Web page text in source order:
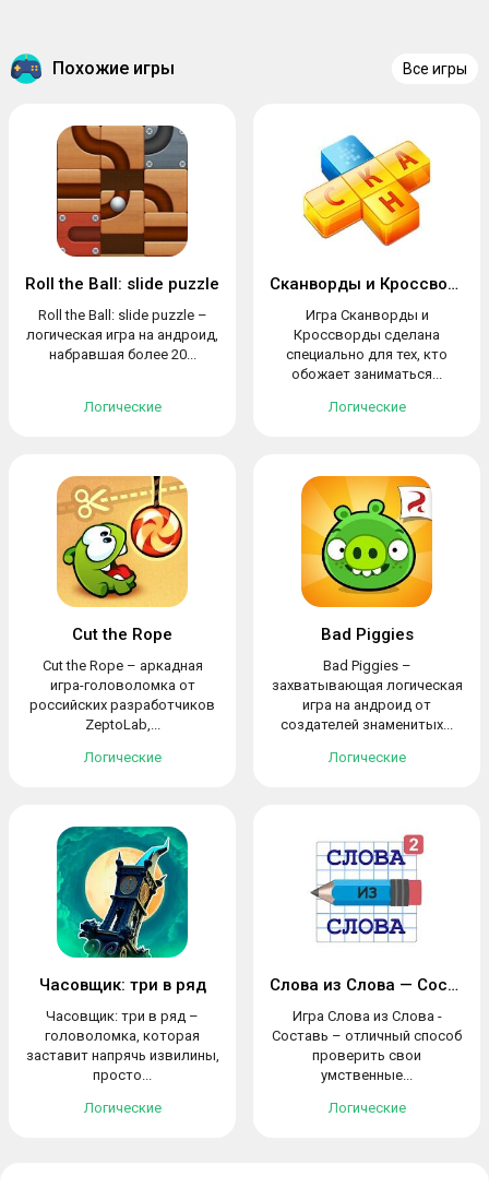
Похожие игры Все игры
Roll the Ball: slide puzzle
Roll the Ball: slide puzzle –
логическая игра на андроид,
набравшая более 20...
Логические
Сканворды и Кроссворды
Игра Сканворды и
Кроссворды сделана
специально для тех, кто
обожает заниматься...
Логические
Cut the Rope
Cut the Rope – аркадная
игра-головоломка от
российских разработчиков
ZeptoLab,...
Логические
Bad Piggies
Bad Piggies –
захватывающая логическая
игра на андроид от
создателей знаменитых...
Логические
Часовщик: три в ряд
Часовщик: три в ряд –
головоломка, которая
заставит напрячь извилины,
просто...
Логические
Слова из Слова — Составь
Игра Слова из Слова -
Составь – отличный способ
проверить свои
умственные...
Логические